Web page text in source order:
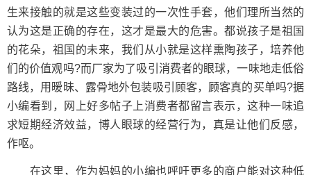
生来接触的就是这些变装过的一次性手套，他们理所当然的
认为这是正确的存在，这才是最大的危害。都说孩子是祖国
的花朵，祖国的未来，我们从小就是这样熏陶孩子，培养他
们的价值观吗?而厂家为了吸引消费者的眼球，一味地走低俗
路线，用暧昧、露骨地外包装吸引顾客，顾客真的买单吗?据
小编看到，网上好多帖子上消费者都留言表示，这种一味追
求短期经济效益，博人眼球的经营行为，真是让他们反感，
作呕。
在这里，作为妈妈的小编也呼吁更多的商户能对这种低